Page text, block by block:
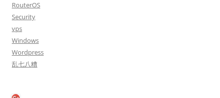
RouterOS
Security
vps
Windows
Wordpress
乱七八糟